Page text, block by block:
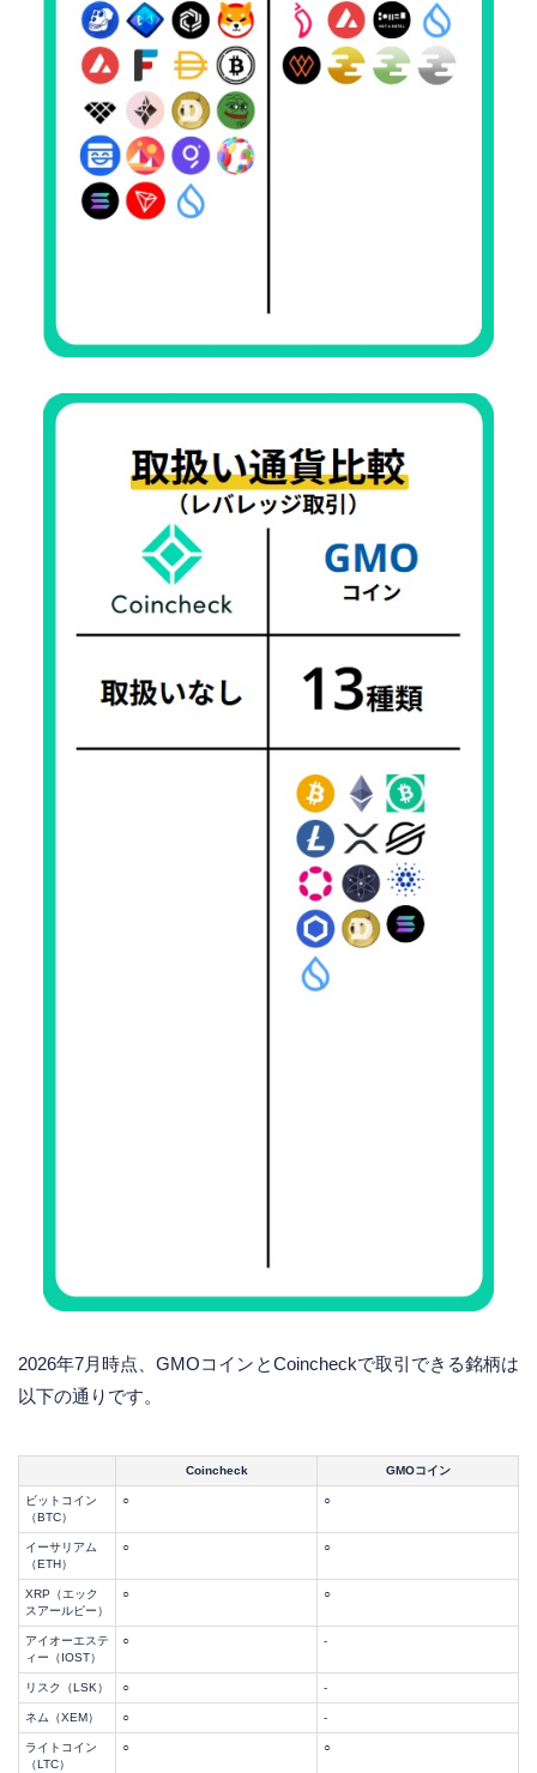
2026年7月時点、GMOコインとCoincheckで取引できる銘柄は
以下の通りです。
Coincheck GMOコイン
ビットコイン
（BTC）
○ ○
イーサリアム
（ETH）
○ ○
XRP（エック
スアールピー）
○ ○
アイオーエステ
ィー（IOST）
○ -
リスク（LSK） ○ -
ネム（XEM） ○ -
ライトコイン
（LTC）
○ ○